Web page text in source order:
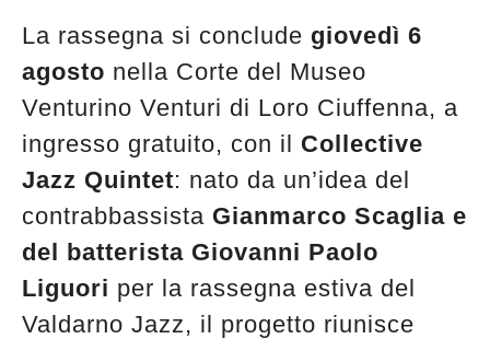
La rassegna si conclude giovedì 6
agosto nella Corte del Museo
Venturino Venturi di Loro Ciuffenna, a
ingresso gratuito, con il Collective
Jazz Quintet: nato da un’idea del
contrabbassista Gianmarco Scaglia e
del batterista Giovanni Paolo
Liguori per la rassegna estiva del
Valdarno Jazz, il progetto riunisce